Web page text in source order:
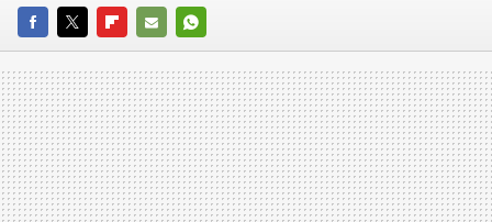
FACEBOOK
TWITTERFLIPBOARD
E-
MAIL
WHATSAPP